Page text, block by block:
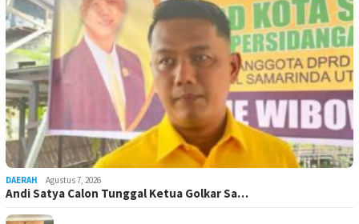
DAERAH Agustus 7, 2026
Andi Satya Calon Tunggal Ketua Golkar Sa…